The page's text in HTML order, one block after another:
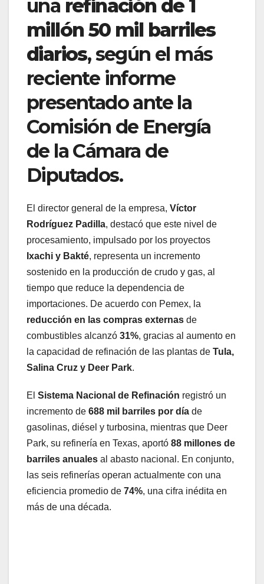
una refinación de 1
millón 50 mil barriles
diarios, según el más
reciente informe
presentado ante la
Comisión de Energía
de la Cámara de
Diputados.
El director general de la empresa, Víctor
Rodríguez Padilla, destacó que este nivel de
procesamiento, impulsado por los proyectos
Ixachi y Bakté, representa un incremento
sostenido en la producción de crudo y gas, al
tiempo que reduce la dependencia de
importaciones. De acuerdo con Pemex, la
reducción en las compras externas de
combustibles alcanzó 31%, gracias al aumento en
la capacidad de refinación de las plantas de Tula,
Salina Cruz y Deer Park.
El Sistema Nacional de Refinación registró un
incremento de 688 mil barriles por día de
gasolinas, diésel y turbosina, mientras que Deer
Park, su refinería en Texas, aportó 88 millones de
barriles anuales al abasto nacional. En conjunto,
las seis refinerías operan actualmente con una
eficiencia promedio de 74%, una cifra inédita en
más de una década.